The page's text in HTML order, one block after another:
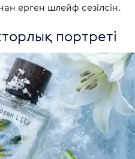
ерген шлейф сезілсін.
портреті